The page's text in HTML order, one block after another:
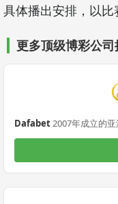
具体播出安排，以比
更多顶级博彩公司
Dafabet2007年成立的亚